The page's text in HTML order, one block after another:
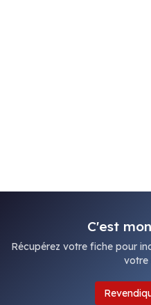
C'est
Récupérez votre fiche pour
votre